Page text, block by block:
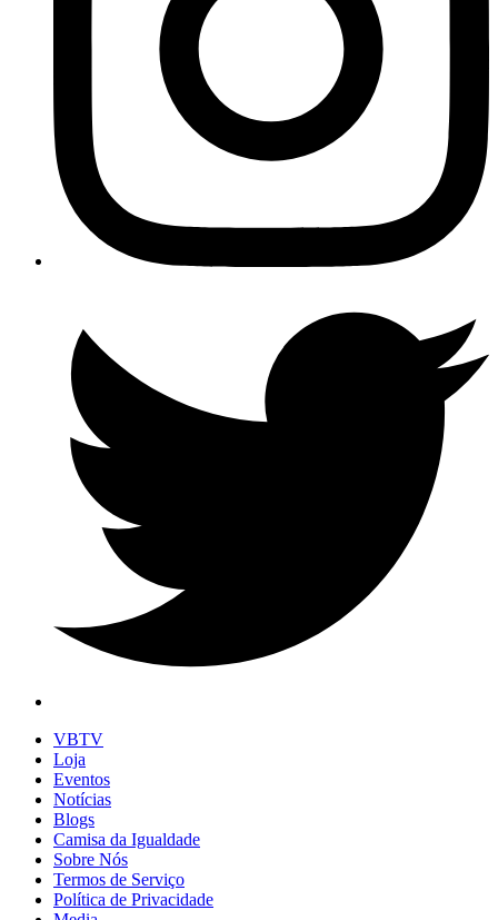
VBTV
Loja
Eventos
Notícias
Blogs
Camisa da Igualdade
Sobre Nós
Termos de Serviço
Política de Privacidade